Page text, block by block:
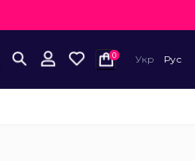
0 Укр Рус